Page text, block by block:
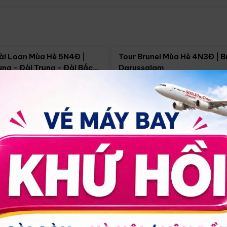
Loan Mùa Hè 5N4Đ |
- Đài Trung - Đài Bắc
18/09
Tour Brunei Mùa Hè 4N3Đ |
Darussalam
Hồ Chí Minh 4N3Đ
30/08 17/09 24/09
14.499.000đ Xem chi